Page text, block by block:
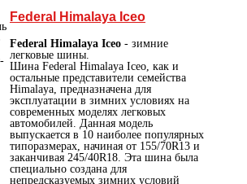
Federal Himalaya Iceo
Federal Himalaya Iceo - зимние
легковые шины.
Шина Federal Himalaya Iceo, как и
остальные представители семейства
Himalaya, предназначена для
эксплуатации в зимних условиях на
современных моделях легковых
автомобилей. Данная модель
выпускается в 10 наиболее популярных
типоразмерах, начиная от 155/70R13 и
заканчивая 245/40R18. Эта шина была
специально создана для
непредсказуемых зимних условий